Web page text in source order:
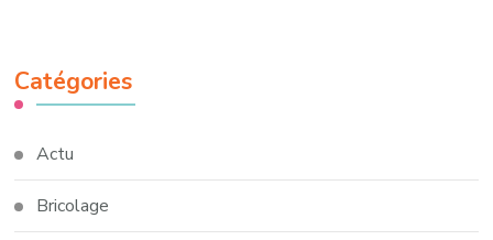
Catégories
Actu
Bricolage